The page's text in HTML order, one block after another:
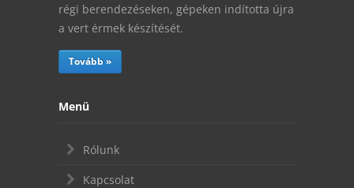
régi berendezéseken, gépeken indította újra
a vert érmek készítését.
Tovább »
Menü
Rólunk
Kapcsolat